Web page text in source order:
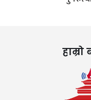
हाम्रो